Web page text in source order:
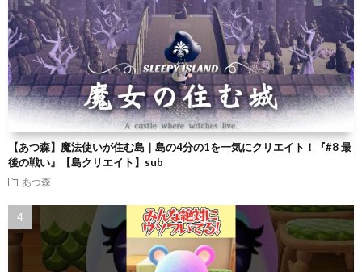
【あつ森】魔法使いが住む島｜島の4分の1を一気にクリエイト！『#8 最
後の戦い』【島クリエイト】sub
あつ森